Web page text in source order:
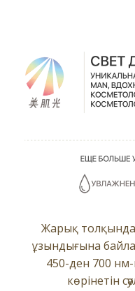
Жарық
ұзындығына
450-ден 700 нм-
көрінетін